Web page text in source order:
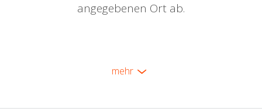
angegebenen Ort ab.
mehr